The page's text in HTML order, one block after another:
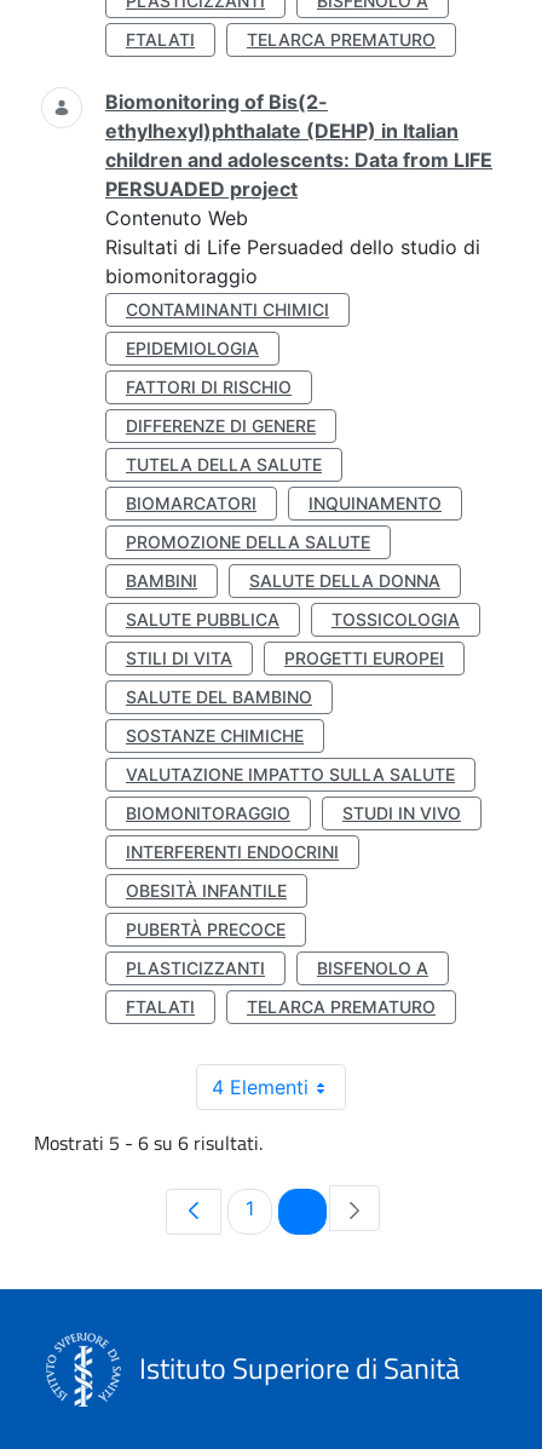
FTALATI
TELARCA PREMATURO
Biomonitoring of Bis(2-
ethylhexyl)phthalate (DEHP) in Italian
children and adolescents: Data from LIFE
PERSUADED project
Contenuto Web
Risultati di Life Persuaded dello studio di
biomonitoraggio
CONTAMINANTI CHIMICI
EPIDEMIOLOGIA
FATTORI DI RISCHIO
DIFFERENZE DI GENERE
TUTELA DELLA SALUTE
BIOMARCATORI
INQUINAMENTO
PROMOZIONE DELLA SALUTE
BAMBINI
SALUTE DELLA DONNA
SALUTE PUBBLICA
TOSSICOLOGIA
STILI DI VITA
PROGETTI EUROPEI
SALUTE DEL BAMBINO
SOSTANZE CHIMICHE
VALUTAZIONE IMPATTO SULLA SALUTE
BIOMONITORAGGIO
STUDI IN VIVO
INTERFERENTI ENDOCRINI
OBESITÀ INFANTILE
PUBERTÀ PRECOCE
PLASTICIZZANTI
BISFENOLO A
FTALATI
TELARCA PREMATURO
4 Elementi
Mostrati 5 - 6 su 6 risultati.
Pagina
1 Pagina
Istituto Superiore di Sanità